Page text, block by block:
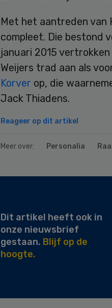
Met het aantreden van
compleet. Die bestond
januari 2015
Weijers trad aan als
Korver op, die
Jack Thiadens.
Reageer op dit artikel
Meer over: Personalia
Dit artikel heeft ook in
onze nieuwsbrief
gestaan. Blijf op de
hoogte.